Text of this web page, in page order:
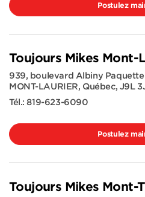
Postulez
Toujours Mikes Mont-
939, boulevard Albiny Paquette
MONT-LAURIER, Québec, J9L
Tél.:819-623-6090
Postulez
Toujours Mikes Mont-